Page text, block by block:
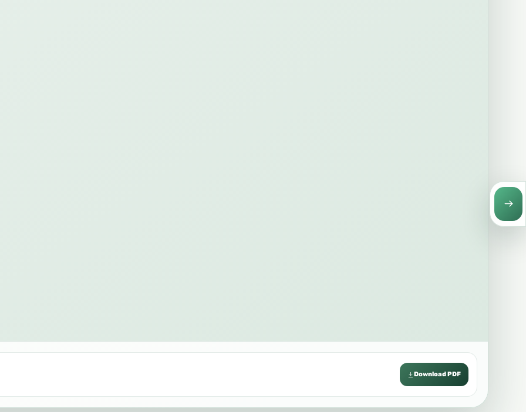
Download PDF